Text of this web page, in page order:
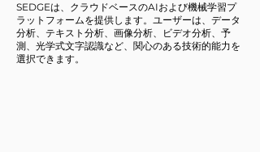
SEDGEは、クラウドベースのAIおよび機械学習プ
ラットフォームを提供します。ユーザーは、データ
分析、テキスト分析、画像分析、ビデオ分析、予
測、光学式文字認識など、関心のある技術的能力を
選択できます。